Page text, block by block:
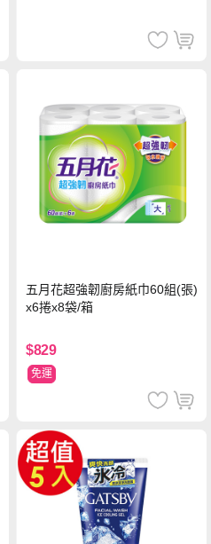
五月花超強韌廚房紙巾60組(張)
x6捲x8袋/箱
$829
免運